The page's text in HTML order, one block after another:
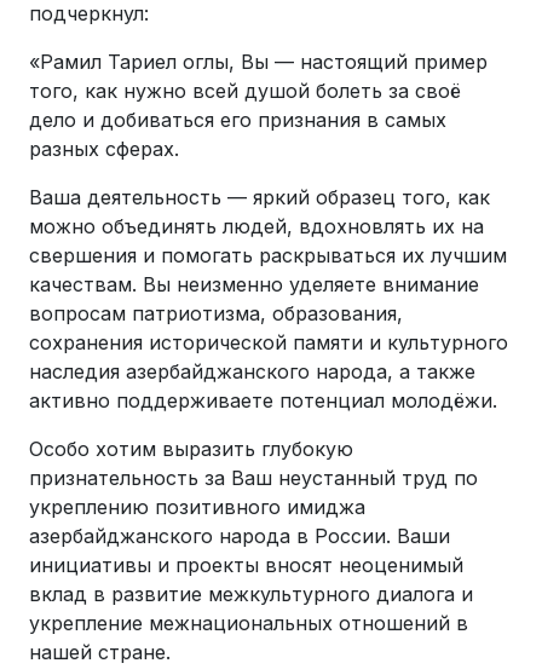
подчеркнул:
«Рамил Тариел оглы, Вы — настоящий пример
того, как нужно всей душой болеть за своё
дело и добиваться его признания в самых
разных сферах.
Ваша деятельность — яркий образец того, как
можно объединять людей, вдохновлять их на
свершения и помогать раскрываться их лучшим
качествам. Вы неизменно уделяете внимание
вопросам патриотизма, образования,
сохранения исторической памяти и культурного
наследия азербайджанского народа, а также
активно поддерживаете потенциал молодёжи.
Особо хотим выразить глубокую
признательность за Ваш неустанный труд по
укреплению позитивного имиджа
азербайджанского народа в России. Ваши
инициативы и проекты вносят неоценимый
вклад в развитие межкультурного диалога и
укрепление межнациональных отношений в
нашей стране.